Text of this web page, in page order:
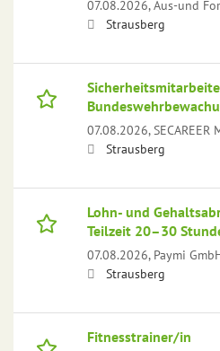
07.08.2026,Aus-und
Strausberg
07.08.2026,
Strausberg
Lohn- und
Teilzeit 20–30
07.08.2026, Paymi
Strausberg
Fitnesstrainer/in